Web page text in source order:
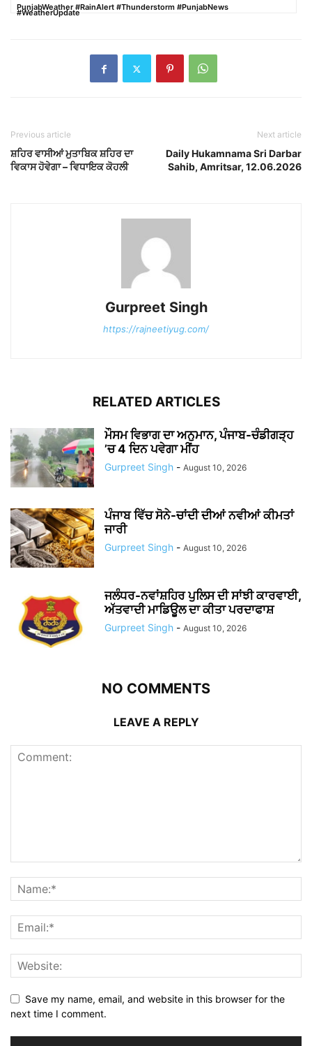
PunjabWeather #RainAlert #Thunderstorm #PunjabNews
#WeatherUpdate
Previous article
ਸ਼ਹਿਰ ਵਾਸੀਆਂ ਮੁਤਾਬਿਕ ਸ਼ਹਿਰ ਦਾ
ਵਿਕਾਸ ਹੋਵੇਗਾ – ਵਿਧਾਇਕ ਕੋਹਲੀ
Next article
Daily Hukamnama Sri Darbar
Sahib, Amritsar, 12.06.2026
Gurpreet Singh
https://rajneetiyug.com/
RELATED ARTICLES
ਮੌਸਮ ਵਿਭਾਗ ਦਾ ਅਨੁਮਾਨ, ਪੰਜਾਬ-ਚੰਡੀਗੜ੍ਹ
’ਚ 4 ਦਿਨ ਪਵੇਗਾ ਮੀਂਹ
Gurpreet Singh - August 10, 2026
ਪੰਜਾਬ ਵਿੱਚ ਸੋਨੇ-ਚਾਂਦੀ ਦੀਆਂ ਨਵੀਆਂ ਕੀਮਤਾਂ
ਜਾਰੀ
Gurpreet Singh - August 10, 2026
ਜਲੰਧਰ-ਨਵਾਂਸ਼ਹਿਰ ਪੁਲਿਸ ਦੀ ਸਾਂਝੀ ਕਾਰਵਾਈ,
ਅੱਤਵਾਦੀ ਮਾਡਿਊਲ ਦਾ ਕੀਤਾ ਪਰਦਾਫਾਸ਼
Gurpreet Singh - August 10, 2026
NO COMMENTS
LEAVE A REPLY
Save my name, email, and website in this browser for the
next time I comment.